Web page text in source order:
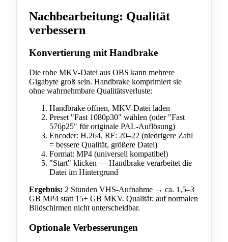
Nachbearbeitung: Qualität
verbessern
Konvertierung mit Handbrake
Die rohe MKV-Datei aus OBS kann mehrere
Gigabyte groß sein. Handbrake komprimiert sie
ohne wahrnehmbare Qualitätsverluste:
Handbrake öffnen, MKV-Datei laden
Preset "Fast 1080p30" wählen (oder "Fast
576p25" für originale PAL-Auflösung)
Encoder: H.264, RF: 20–22 (niedrigere Zahl
= bessere Qualität, größere Datei)
Format: MP4 (universell kompatibel)
"Start" klicken — Handbrake verarbeitet die
Datei im Hintergrund
Ergebnis: 2 Stunden VHS-Aufnahme → ca. 1,5–3
GB MP4 statt 15+ GB MKV. Qualität: auf normalen
Bildschirmen nicht unterscheidbar.
Optionale Verbesserungen